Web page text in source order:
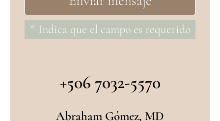
* Indica que el campo es requerido
+506 7032-5570
Abraham Gómez, MD